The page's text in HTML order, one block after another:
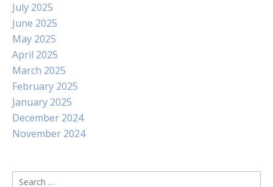
July 2025
June 2025
May 2025
April 2025
March 2025
February 2025
January 2025
December 2024
November 2024
Search